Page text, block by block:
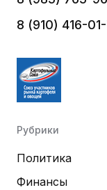
8 (910) 416-
Рубрики
Политика
Финансы